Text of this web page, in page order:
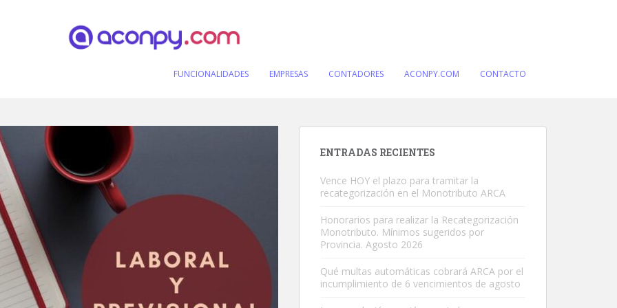
FUNCIONALIDADES EMPRESAS CONTADORES ACONPY.COM CONTACTO
ENTRADAS RECIENTES
Vence HOY el plazo para tramitar la
recategorización en el Monotributo ARCA
Honorarios para realizar la Recategorización
Monotributo. Mínimos sugeridos por
Provincia. Agosto 2026
Qué multas automáticas cobrará ARCA por el
incumplimiento de 6 vencimientos de agosto